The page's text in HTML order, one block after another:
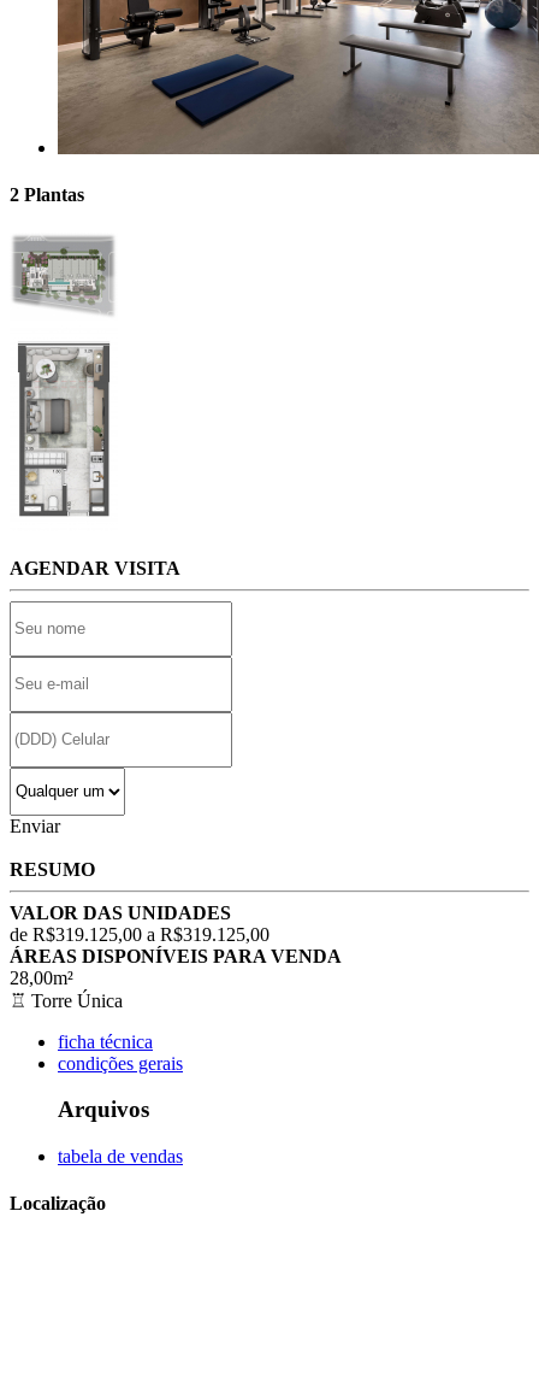
2 Plantas
AGENDAR VISITA
Enviar
RESUMO
VALOR DAS UNIDADES
de R$319.125,00 a R$319.125,00
ÁREAS DISPONÍVEIS PARA VENDA
28,00m²
♖ Torre Única
ficha técnica
condições gerais
Arquivos
tabela de vendas
Localização